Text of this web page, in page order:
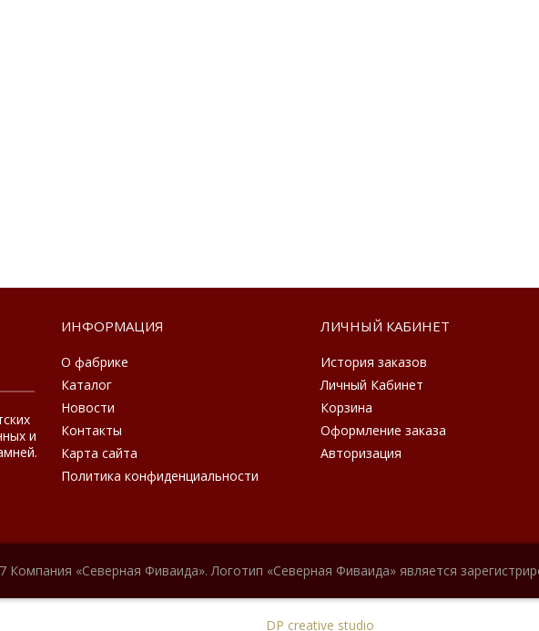
и
ИНФОРМАЦИЯ
О фабрике
Каталог
Новости
Контакты
Карта сайта
Политика конфиденциальности
ЛИЧНЫЙ КАБИНЕТ
История заказов
Личный Кабинет
Корзина
Оформление заказа
Авторизация
Компания «Северная Фиваида». Логотип «Северная Фиваида» является
DP creative studio